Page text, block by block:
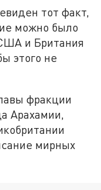
тот факт,
можно было
и Британия
этого не
фракции
Арахамии,
мирных